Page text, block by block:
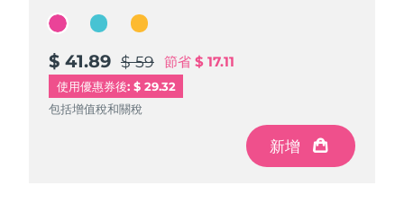
$ 41.89 $ 59 節省 $ 17.11
使用優惠券後: $ 29.32
包括增值稅和關稅
新增
$ 41.89 $ 59 節省 $ 17.11
包括增值稅和關稅
新增
$ 41.89 $ 59 節省 $ 17.11
包括增值稅和關稅
新增